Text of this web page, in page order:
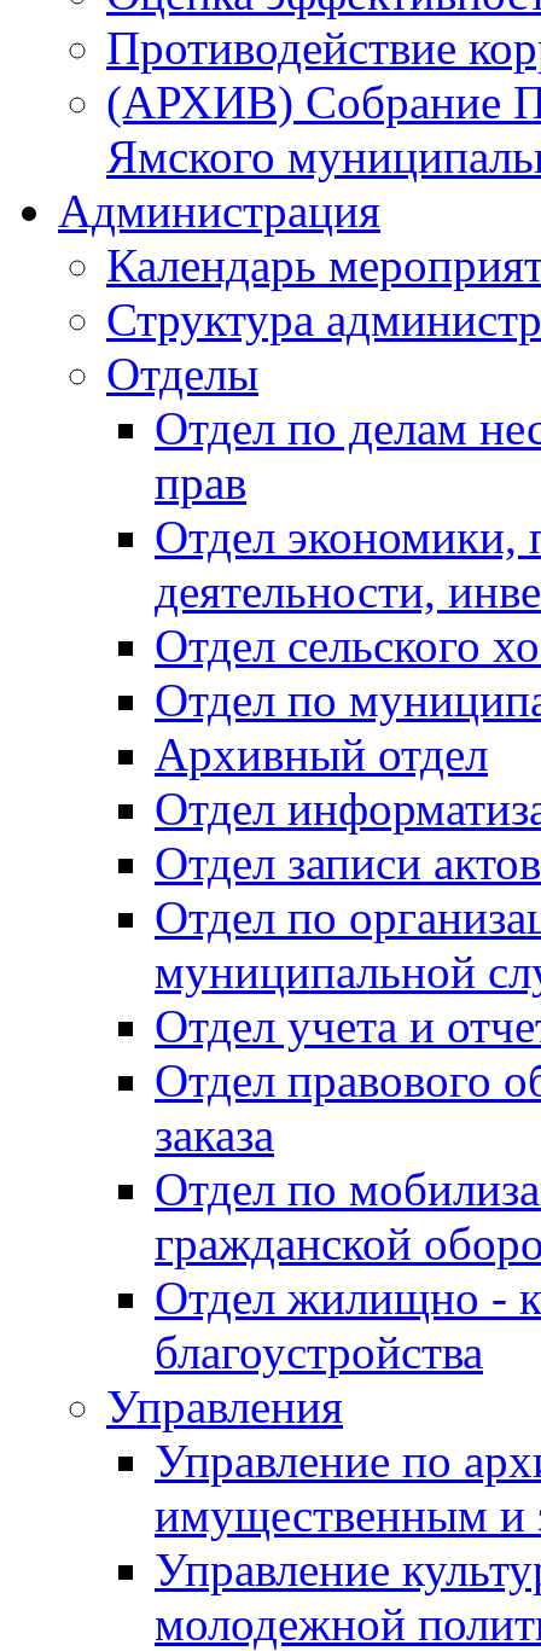
Противодействие
(АРХИВ) Собрание
Ямского
Администрация
Календарь
Структура
Отделы
Отдел по делам
прав
Отдел экономики,
деятельности,
Отдел сельского
Отдел по
Архивный отдел
Отдел
Отдел записи
Отдел по
муниципальной
Отдел учета и
Отдел правового
заказа
Отдел по
гражданской
Отдел жилищно -
благоустройства
Управления
Управление по
имущественным и
Управление
молодежной